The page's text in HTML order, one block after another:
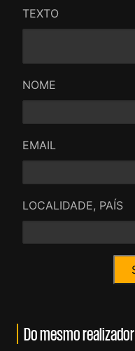
TEXTO
NOME
EMAIL
LOCALIDADE, PAÍS
Do mesmo realizador